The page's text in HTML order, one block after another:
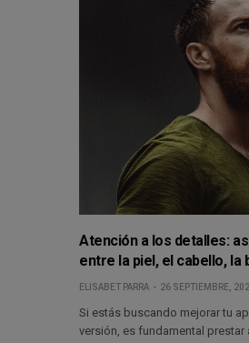
Atención a los detalles:
entre la piel, el cabello, la
ELISABET PARRA 26 SEPTIEMBRE,
Si estás buscando mejorar tu
versión, es fundamental prestar